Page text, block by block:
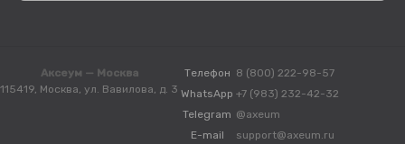
Аксеум — Москва
115419, Москва, ул. Вавилова, д. 3
Телефон 8 (800) 222-98-57
WhatsApp +7 (983) 232-42-32
Telegram @axeum
E-mail
support@axeum.ru